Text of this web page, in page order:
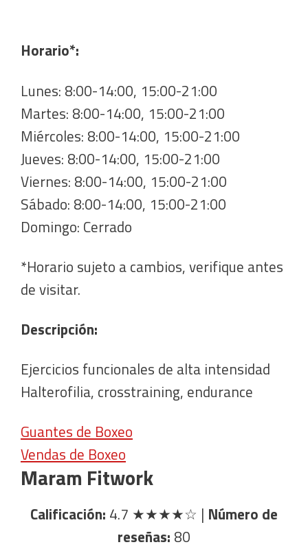
Horario*:
Lunes: 8:00-14:00, 15:00-21:00
Martes: 8:00-14:00, 15:00-21:00
Miércoles: 8:00-14:00, 15:00-21:00
Jueves: 8:00-14:00, 15:00-21:00
Viernes: 8:00-14:00, 15:00-21:00
Sábado: 8:00-14:00, 15:00-21:00
Domingo: Cerrado
*Horario sujeto a cambios, verifique antes
de visitar.
Descripción:
Ejercicios funcionales de alta intensidad
Halterofilia, crosstraining, endurance
Guantes de Boxeo
Vendas de Boxeo
Maram Fitwork
Calificación: 4.7 ★★★★☆ | Número de
reseñas: 80